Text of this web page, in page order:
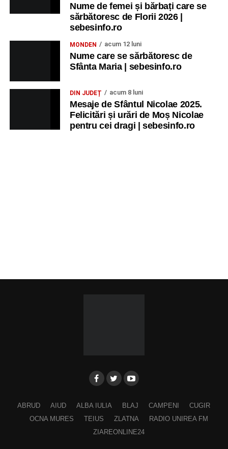
Nume de femei și bărbați care se
sărbătoresc de Florii 2026 |
sebesinfo.ro
MONDEN acum 12 luni
Nume care se sărbătoresc de
Sfânta Maria | sebesinfo.ro
DIN JUDEȚ acum 8 luni
Mesaje de Sfântul Nicolae 2025.
Felicitări și urări de Moș Nicolae
pentru cei dragi | sebesinfo.ro
ABRUD AIUD ALBA IULIA BLAJ CAMPENI
CUGIR
OCNA MURES
TEIUS ZLATNA
RADIO UNIREA FM
ZIAREONLINE24